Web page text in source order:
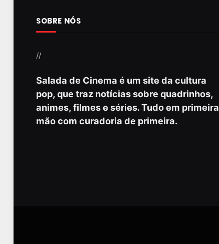
SOBRE NÓS
//
Salada de Cinema é um site da cultura
pop, que traz notícias sobre quadrinhos,
animes, filmes e séries. Tudo em primeira
mão com curadoria de primeira.